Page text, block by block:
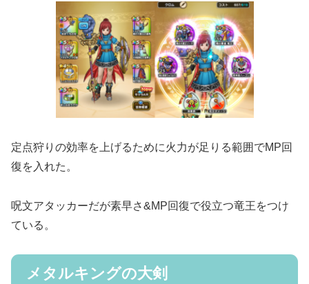
定点狩りの効率を上げるために火力が足りる範囲でMP回
復を入れた。
呪文アタッカーだが素早さ&MP回復で役立つ竜王をつけ
ている。
メタルキングの大剣